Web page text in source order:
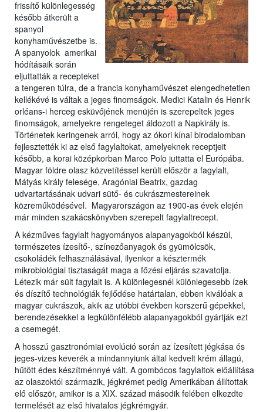
frissítő különlegesség
később átkerült a
spanyol
konyhaművészetbe is.
A spanyolok amerikai
hódításaik során
eljuttatták a recepteket
a tengeren túlra, de a francia konyhaművészet elengedhetetlen
kellékévé is váltak a jeges finomságok. Medici Katalin és Henrik
orléans-i herceg esküvőjének menüjén is szerepeltek jeges
finomságok, amelyekre rengeteget áldozott a Napkirály is.
Történetek keringenek arról, hogy az ókori kínai birodalomban
fejlesztették ki az első fagylaltokat, amelyeknek receptjeit
később, a korai középkorban Marco Polo juttatta el Európába.
Magyar földre olasz közvetítéssel került először a fagylalt,
Mátyás király felesége, Aragóniai Beatrix, gazdag
udvartartásának udvari sütő- és cukrászmestereinek
közreműködésével. Magyarországon az 1900-as évek elején
már minden szakácskönyvben szerepelt fagylaltrecept.
A kézműves fagylalt hagyományos alapanyagokból készül,
természetes ízesítő-, színezőanyagok és gyümölcsök,
csokoládék felhasználásával, ilyenkor a késztermék
mikrobiológiai tisztaságát maga a főzési eljárás szavatolja.
Létezik már sült fagylalt is. A különlegesnél különlegesebb ízek
és díszítő technológiák fejlődése határtalan, ebben kiválóak a
magyar cukrászok, akik az utóbbi években korszerű gépekkel,
berendezésekkel a legkülönfélébb alapanyagokból gyártják ezt
a csemegét.
A hosszú gasztronómiai evolúció során az ízesített jégkása és
jeges-vizes keverék a mindannyiunk által kedvelt krém állagú,
hűtött édes készítménnyé vált. A gombócos fagylaltok előállítása
az olaszoktól származik, jégkrémet pedig Amerikában állítottak
elő először, amikor is a XIX. század második felében elkezdte
termelését az első hivatalos jégkrémgyár.